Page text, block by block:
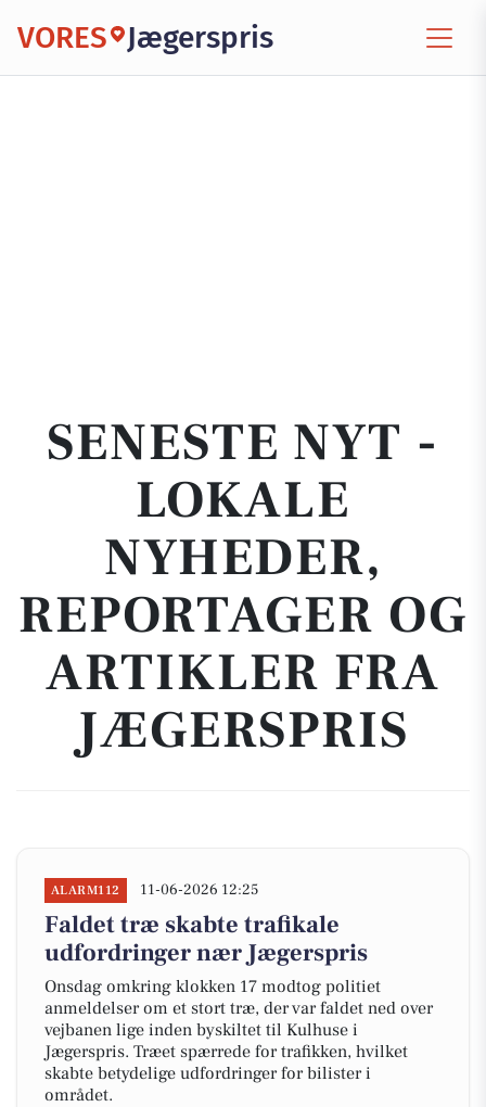
VORES Jægerspris
SENESTE NYT -
LOKALE
NYHEDER,
REPORTAGER OG
ARTIKLER FRA
JÆGERSPRIS
ALARM112 11-06-2026 12:25
Faldet træ skabte trafikale
udfordringer nær Jægerspris
Onsdag omkring klokken 17 modtog politiet
anmeldelser om et stort træ, der var faldet ned over
vejbanen lige inden byskiltet til Kulhuse i
Jægerspris. Træet spærrede for trafikken, hvilket
skabte betydelige udfordringer for bilister i
området.